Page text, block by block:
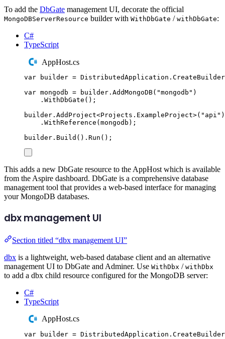
To add the DbGate management UI, decorate the official
MongoDBServerResource builder with WithDbGate / withDbGate:
C#
TypeScript
AppHost.cs
var builder = DistributedApplication . CreateBuilder
var mongodb = builder . AddMongoDB( "mongodb " )
. WithDbGate ();
builder . AddProject<Projects . ExampleProject>( " api " )
. WithReference ( mongodb );
builder . Build () . Run ();
This adds a new DbGate resource to the AppHost which is available
from the Aspire dashboard. DbGate is a comprehensive database
management tool that provides a web-based interface for managing
your MongoDB databases.
dbx management UI
Section titled “dbx management UI”
dbx is a lightweight, web-based database client and an alternative
management UI to DbGate and Adminer. Use WithDbx / withDbx
to add a dbx child resource configured for the MongoDB server:
C#
TypeScript
AppHost.cs
var builder = DistributedApplication . CreateBuilder